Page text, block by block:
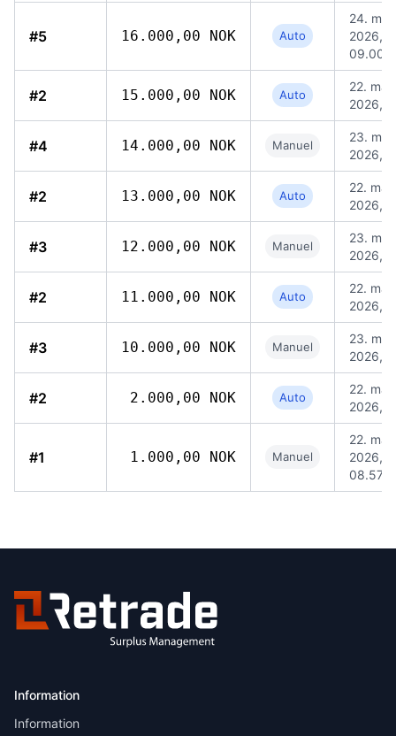
#5 16.000,00 NOK Auto
24. maj
2026,
09.00
#2 15.000,00 NOK Auto
22. maj
2026,
#4 14.000,00 NOK Manuel
23. maj
2026,
#2 13.000,00 NOK Auto
22. maj
2026,
#3 12.000,00 NOK Manuel
23. maj
2026,
#2 11.000,00 NOK Auto
22. maj
2026,
#3 10.000,00 NOK Manuel
23. maj
2026,
#2 2.000,00 NOK Auto
22. maj
2026,
#1 1.000,00 NOK Manuel
22. maj
2026,
08.57
Information
Information